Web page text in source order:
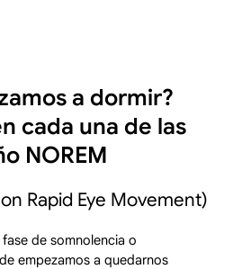
a dormir?
cada una de las
NOREM
Rapid Eye Movement)
de somnolencia o
empezamos a quedarnos